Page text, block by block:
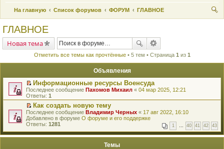
На главную Список форумов ФОРУМ
ГЛАВНОЕ
ГЛАВНОЕ
Новая тема
Отметить все темы как прочтённые• 5 тем • Страница 1 из 1
Объявления
П
е
р
е
й
т
и
п
Информационные ресурсы Военсуда
Последнее сообщение Пахомов Михаил « 04 мар 2025, 12:21
Ответы: 1
П
е
р
й
Как создать новую тему
Последнее сообщение Владимир Черных « 17 авг 2022, 16:10
Добавлено в форуме О форуме и его поддержке
Ответы: 1281 1 … 40 41 42 43
Темы